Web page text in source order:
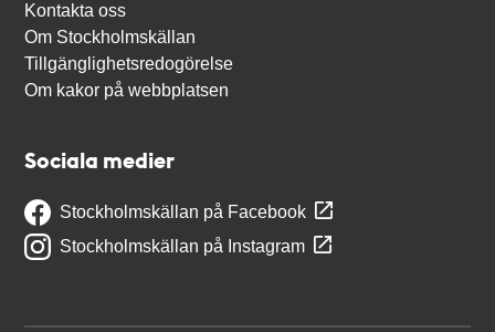
Kontakta oss
Om Stockholmskällan
Tillgänglighetsredogörelse
Om kakor på webbplatsen
Sociala medier
Stockholmskällan på Facebook
Stockholmskällan på Instagram